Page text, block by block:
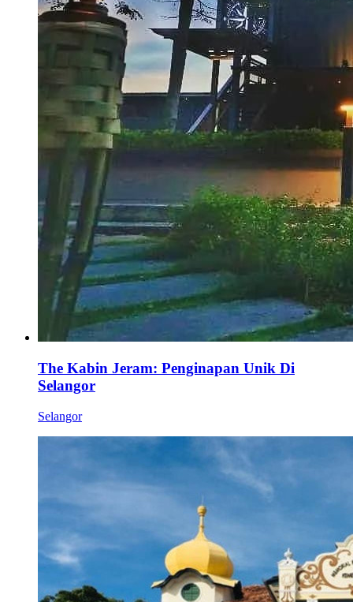
The Kabin Jeram: Penginapan Unik Di
Selangor
Selangor